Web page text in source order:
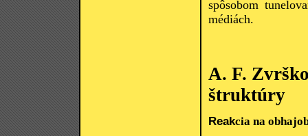
spôsobom
médiách.
A. F.
štruktúry
Reakcia na